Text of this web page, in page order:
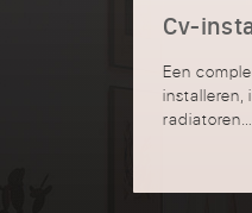
Cv-
Een
installeren,
radiatoren…